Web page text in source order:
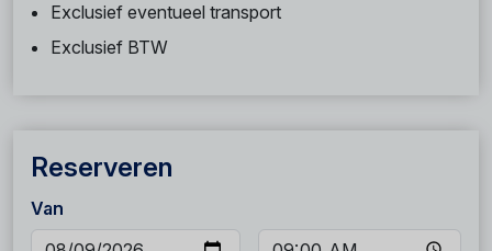
Exclusief eventueel transport
Exclusief BTW
Reserveren
Van